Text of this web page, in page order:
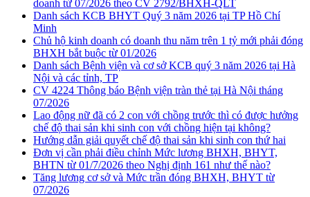
doanh từ 07/2026 theo CV 2792/BHXH-QLT
Danh sách KCB BHYT Quý 3 năm 2026 tại TP Hồ Chí
Minh
Chủ hộ kinh doanh có doanh thu năm trên 1 tỷ mới phải đóng
BHXH bắt buộc từ 01/2026
Danh sách Bệnh viện và cơ sở KCB quý 3 năm 2026 tại Hà
Nội và các tỉnh, TP
CV 4224 Thông báo Bệnh viện tràn thẻ tại Hà Nội tháng
07/2026
Lao động nữ đã có 2 con với chồng trước thì có được hưởng
chế độ thai sản khi sinh con với chồng hiện tại không?
Hướng dẫn giải quyết chế độ thai sản khi sinh con thứ hai
Đơn vị cần phải điều chỉnh Mức lương BHXH, BHYT,
BHTN từ 01/7/2026 theo Nghị định 161 như thế nào?
Tăng lương cơ sở và Mức trần đóng BHXH, BHYT từ
07/2026